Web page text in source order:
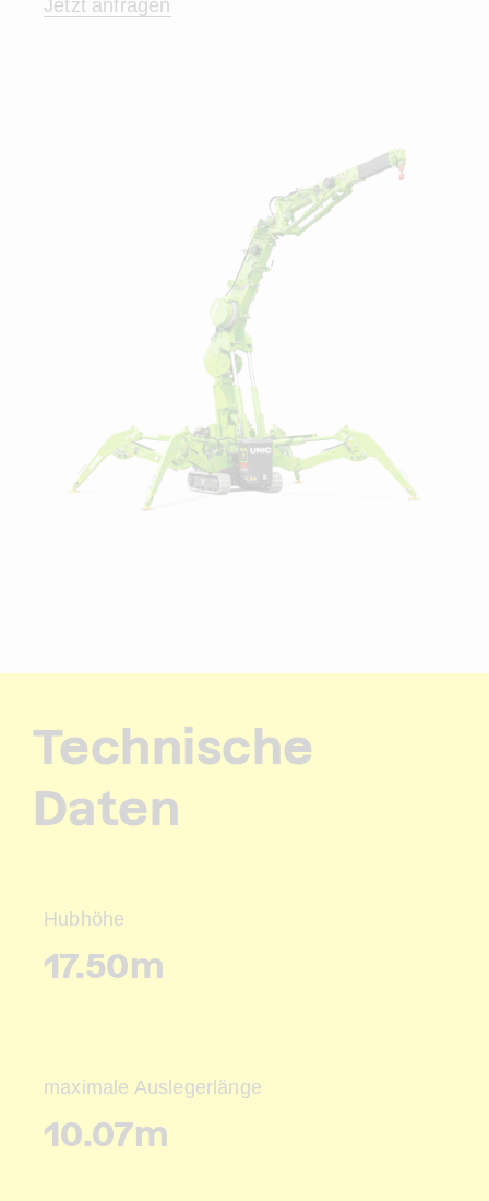
Jetzt anfragen
Technische
Daten
Hubhöhe
17.50m
maximale Auslegerlänge
10.07m